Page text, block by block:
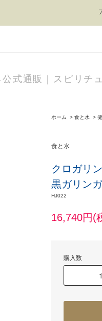
公式通販｜スピリチ
ホーム > 食と水 >
食と水
クロガリ
黒ガリン
HJ022
16,740円(
購入数